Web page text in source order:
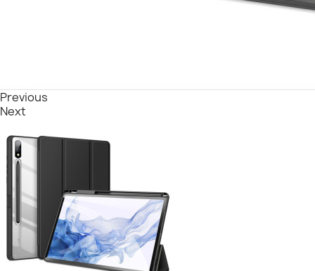
Previous
Next